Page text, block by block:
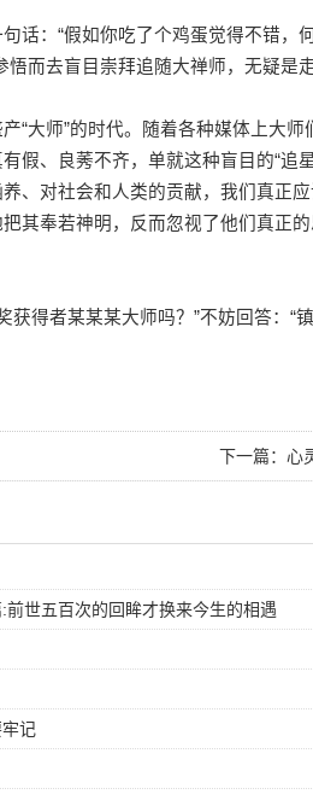
：“假如你吃了个鸡蛋觉得不错，
悟而去盲目崇拜追随大禅师，无疑是
大师”的时代。随着各种媒体上大师
假、良莠不齐，单就这种盲目的“追
、对社会和人类的贡献，我们真正
其奉若神明，反而忽视了他们真正
得者某某某大师吗？”不妨回答：“
下一篇：心
世五百次的回眸才换来今生的相遇
记